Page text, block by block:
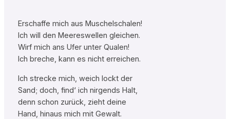
Erschaffe mich aus Muschelschalen!
Ich will den Meereswellen gleichen.
Wirf mich ans Ufer unter Qualen!
Ich breche, kann es nicht erreichen.
Ich strecke mich, weich lockt der
Sand; doch, find‘ ich nirgends Halt,
denn schon zurück, zieht deine
Hand, hinaus mich mit Gewalt.